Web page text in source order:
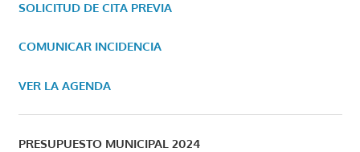
SOLICITUD DE CITA PREVIA
COMUNICAR INCIDENCIA
VER LA AGENDA
PRESUPUESTO MUNICIPAL 2024